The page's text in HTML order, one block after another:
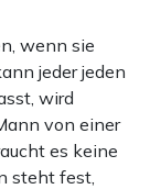
wenn sie
jeder jeden
wird
von einer
es keine
steht fest,